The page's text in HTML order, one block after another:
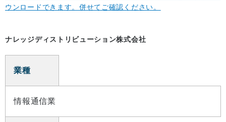
ウンロードできます。併せてご確認ください。
ナレッジディストリビューション株式会社
業種
情報通信業